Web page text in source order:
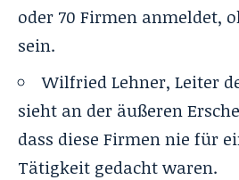
oder 70 Firmen anmeldet,
sein.
Wilfried Lehner, Leiter
sieht an der äußeren
dass diese Firmen nie für
Tätigkeit gedacht waren.